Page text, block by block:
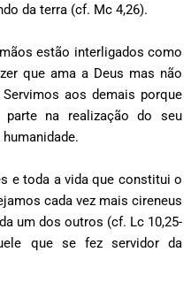
da terra (cf. Mc 4,26).
estão interligados como
que ama a Deus mas não
aos demais porque
na realização do seu
e toda a vida que constitui o
cada vez mais cireneus
um dos outros (cf. Lc 10,25-
que se fez servidor da